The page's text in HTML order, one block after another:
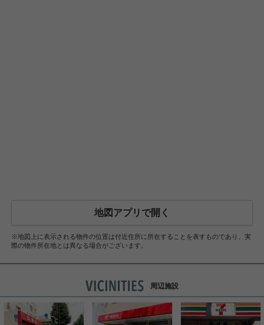
地図アプリで開く
※地図上に表示される物件の位置は付近住所に所在することを表すものであり、実
際の物件所在地とは異なる場合がございます。
周辺施設